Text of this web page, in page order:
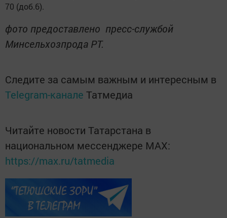
70 (доб.6).
фото предоставлено пресс-службой
Минсельхозпрода РТ.
Следите за самым важным и интересным в
Telegram-канале Татмедиа
Читайте новости Татарстана в
национальном мессенджере MАХ:
https://max.ru/tatmedia